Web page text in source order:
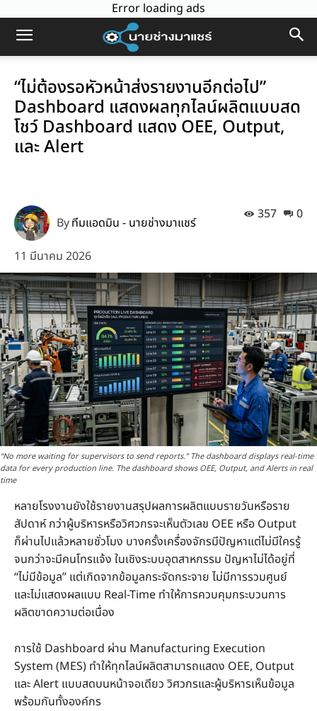
Error loading ads
“ไม่ต้องรอหัวหน้าส่งรายงานอีกต่อไป”
Dashboard แสดงผลทุกไลน์ผลิตแบบสด
โชว์ Dashboard แสดง OEE, Output,
และ Alert
0
357
Byทีมแอดมิน - นายช่างมาแชร์
11 มีนาคม 2026
“No more waiting for supervisors to send reports.” The dashboard displays real-time
data for every production line. The dashboard shows OEE, Output, and Alerts in real
time
หลายโรงงานยังใช้รายงานสรุปผลการผลิตแบบรายวันหรือราย
สัปดาห์ กว่าผู้บริหารหรือวิศวกรจะเห็นตัวเลข OEE หรือ Output
ก็ผ่านไปแล้วหลายชั่วโมง บางครั้งเครื่องจักรมีปัญหาแต่ไม่มีใครรู้
จนกว่าจะมีคนโทรแจ้ง ในเชิงระบบอุตสาหกรรม ปัญหาไม่ได้อยู่ที่
“ไม่มีข้อมูล” แต่เกิดจากข้อมูลกระจัดกระจาย ไม่มีการรวมศูนย์
และไม่แสดงผลแบบ Real-Time ทำให้การควบคุมกระบวนการ
ผลิตขาดความต่อเนื่อง
การใช้ Dashboard ผ่าน Manufacturing Execution
System (MES) ทำให้ทุกไลน์ผลิตสามารถแสดง OEE, Output
และ Alert แบบสดบนหน้าจอเดียว วิศวกรและผู้บริหารเห็นข้อมูล
พร้อมกันทั้งองค์กร